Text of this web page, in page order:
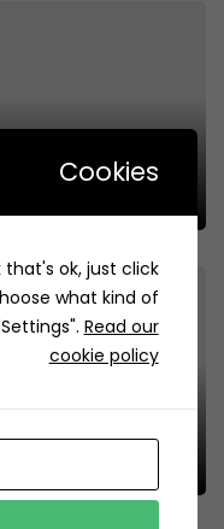
Malas Munir |ملاس منيره
Pallet | باليت
Cookies
that's ok, just click
what kind of
Read our
cookie policy